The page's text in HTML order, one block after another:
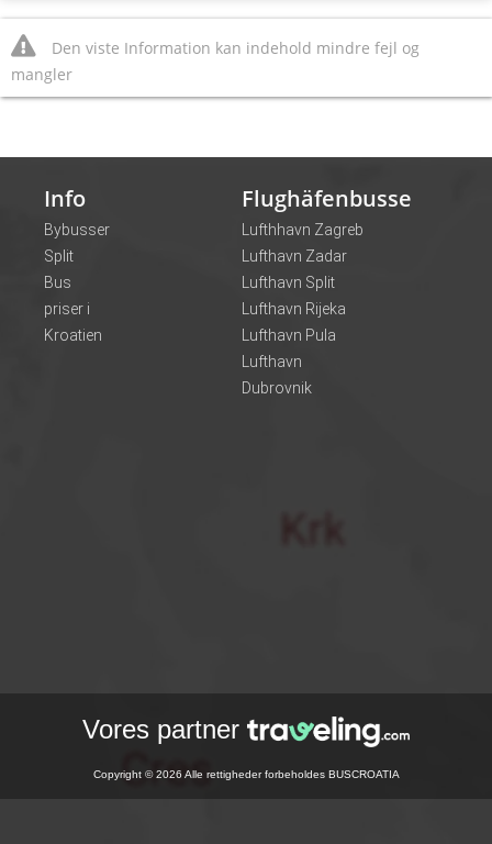
Den viste Information kan indehold mindre fejl og
mangler
Info
Bybusser
Split
Bus
priser i
Kroatien
Flughäfenbusse
Lufthhavn Zagreb
Lufthavn Zadar
Lufthavn Split
Lufthavn Rijeka
Lufthavn Pula
Lufthavn
Dubrovnik
Vores partner
Copyright © 2026 Alle rettigheder forbeholdes BUSCROATIA